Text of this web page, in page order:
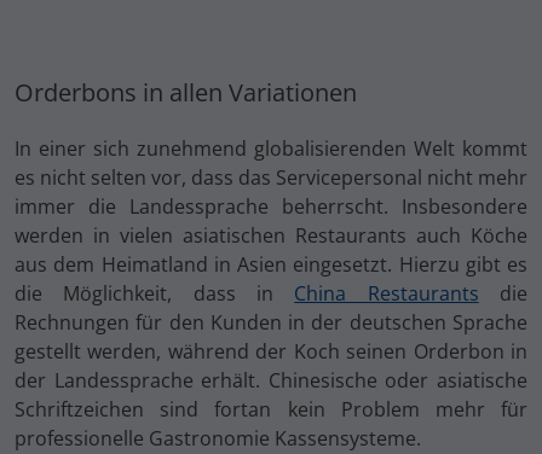
Orderbons in allen Variationen
In einer sich zunehmend globalisierenden Welt kommt
es nicht selten vor, dass das Servicepersonal nicht mehr
immer die Landessprache beherrscht. Insbesondere
werden in vielen asiatischen Restaurants auch Köche
aus dem Heimatland in Asien eingesetzt. Hierzu gibt es
die Möglichkeit, dass in China Restaurants die
Rechnungen für den Kunden in der deutschen Sprache
gestellt werden, während der Koch seinen Orderbon in
der Landessprache erhält. Chinesische oder asiatische
Schriftzeichen sind fortan kein Problem mehr für
professionelle Gastronomie Kassensysteme.